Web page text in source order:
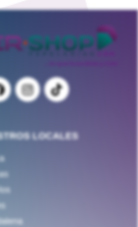
LOCALES